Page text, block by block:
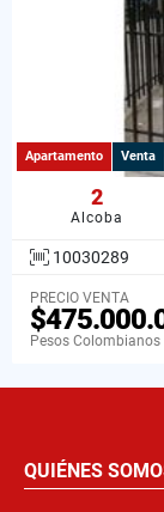
Apartamento Venta
2
Alcoba
10030289
PRECIO VENTA
Pesos Colombianos
QUIÉNES